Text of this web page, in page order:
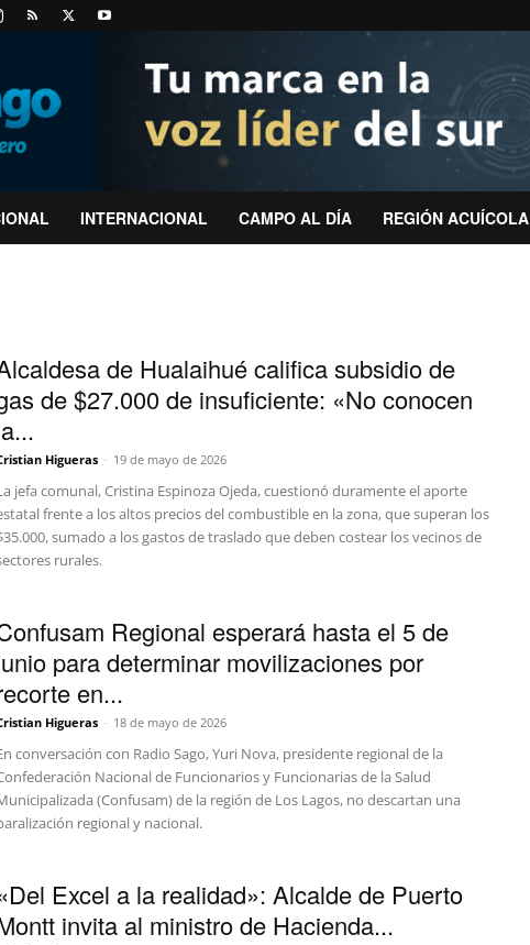
INTERNACIONAL CAMPO AL DÍA REGIÓN ACUÍCOLA
de Hualaihué califica subsidio de
de $27.000 de insuficiente: «No conocen
Higueras - 19 de mayo de 2026
jefa comunal, Cristina Espinoza Ojeda, cuestionó duramente el aporte
frente a los altos precios del combustible en la zona, que superan los
sumado a los gastos de traslado que deben costear los vecinos de
rurales.
Regional esperará hasta el 5 de
para determinar movilizaciones por
en...
Higueras - 18 de mayo de 2026
conversación con Radio Sago, Yuri Nova, presidente regional de la
Nacional de Funcionarios y Funcionarias de la Salud
(Confusam) de la región de Los Lagos, no descartan una
regional y nacional.
Excel a la realidad»: Alcalde de Puerto
invita al ministro de Hacienda...